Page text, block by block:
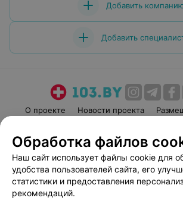
Добавить
Добавить
О проекте Новости проекта
Пользовательское соглашение
Вакансии
Партнеры
Написать руководителю
Обработка файлов
Наш сайт использует файлы cookie для
удобства пользователей сайта, его
статистики и предоставления
рекомендаций.